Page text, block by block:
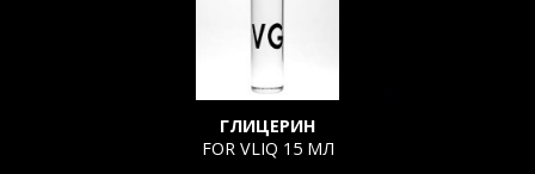
ГЛИЦЕРИН
FOR VLIQ 15 МЛ